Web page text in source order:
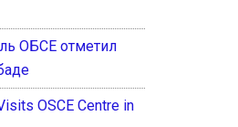
ОБСЕ отметил
OSCE Centre in